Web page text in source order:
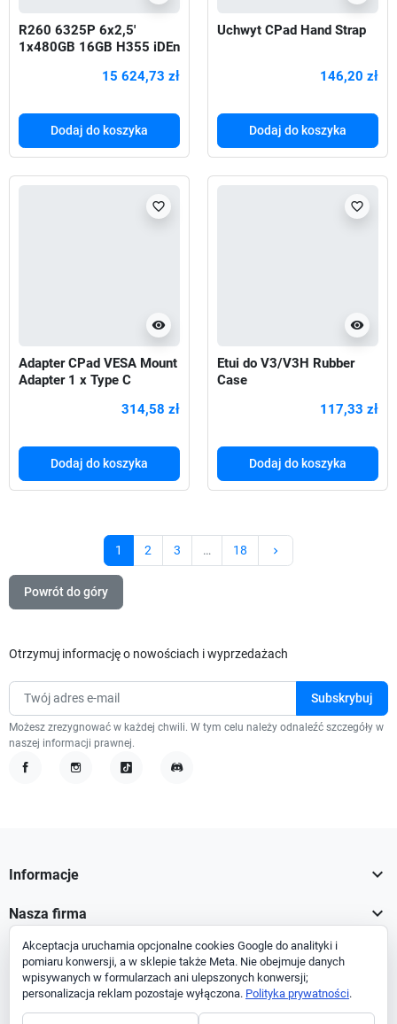
R260 6325P 6x2,5'
1x480GB 16GB H355 iDEn
15 624,73 zł
Dodaj do koszyka
Uchwyt CPad Hand Strap
146,20 zł
Dodaj do koszyka
visibility
favorite_border
Adapter CPad VESA Mount
Adapter 1 x Type C
314,58 zł
Dodaj do koszyka
visibility
favorite_border
Etui do V3/V3H Rubber
Case
117,33 zł
Dodaj do koszyka
1 2 3 … 18 keyboard_arrow_right
Powrót do góry
Otrzymuj informację o nowościach i wyprzedażach
Możesz zrezygnować w każdej chwili. W tym celu należy odnaleźć szczegóły w
naszej informacji prawnej.
Informacje 
Nasza firma 
Twoje konto
Informacja o sklepie
Akceptacja uruchamia opcjonalne cookies Google do analityki i
pomiaru konwersji, a w sklepie także Meta. Nie obejmuje danych
wpisywanych w formularzach ani ulepszonych konwersji;
personalizacja reklam pozostaje wyłączona. Polityka prywatności.